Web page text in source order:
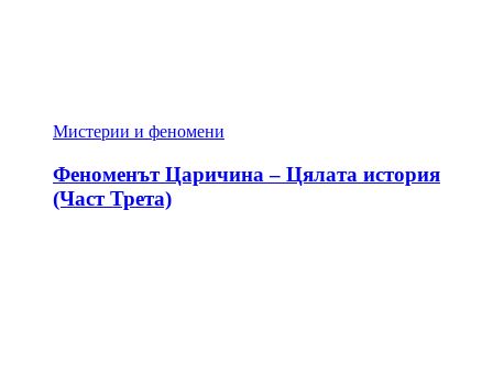
Мистерии и феномени
Феноменът Царичина – Цялата история
(Част Трета)